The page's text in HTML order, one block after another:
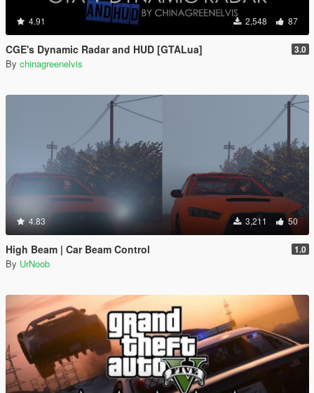
4.91 2,548 87
CGE's Dynamic Radar and HUD [GTALua] 3.0
By chinagreenelvis
4.83 3,211 50
High Beam | Car Beam Control 1.0
By UrNoob